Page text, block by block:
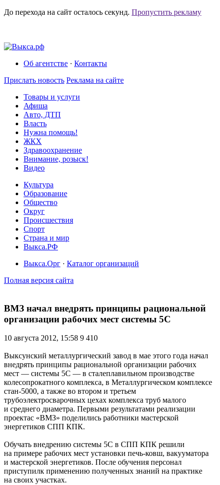
До перехода на сайт осталось секунд. Пропустить рекламу
Об агентстве · Контакты
Прислать новость Реклама на сайте
Товары и услуги
Афиша
Авто, ДТП
Власть
Нужна помощь!
ЖКХ
Здравоохранение
Внимание, розыск!
Видео
Культура
Образование
Общество
Округ
Происшествия
Спорт
Страна и мир
Выкса.РФ
Выкса.Орг · Каталог организаций
Полная версия сайта
ВМЗ начал внедрять принципы рациональной
организации рабочих мест системы 5С
10 августа 2012, 15:58 9 410
Выксунский металлургический завод в мае этого года начал
внедрять принципы рациональной организации рабочих
мест — системы 5С — в сталеплавильном производстве
колесопрокатного комплекса, в Металлургическом комплексе
стан-5000, а также во втором и третьем
трубоэлектросварочных цехах комплекса труб малого
и среднего диаметра. Первыми результатами реализации
проектас «ВМЗ» поделились работники мастерской
энергетиков СПП КПК.
Обучать внедрению системы 5С в СПП КПК решили
на примере рабочих мест установки печь-ковш, вакууматора
и мастерской энергетиков. После обучения персонал
приступилк применению полученных знаний на практике
на своих участках.